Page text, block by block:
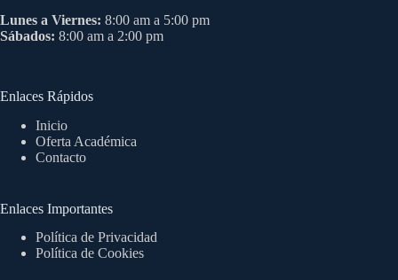
Lunes a Viernes: 8:00 am a 5:00 pm
Sábados: 8:00 am a 2:00 pm
Enlaces Rápidos
Inicio
Oferta Académica
Contacto
Enlaces Importantes
Política de Privacidad
Política de Cookies